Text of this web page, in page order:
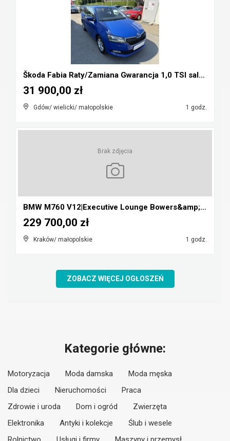
Škoda Fabia Raty/Zamiana Gwarancja 1,0 TSI salon P...
Gdów/ wielicki/ małopolskie 1 godz.
31 900,00 zł
Brak zdjęcia
BMW M760 V12|Executive Lounge Bowers&amp;Wilkins|L...
Kraków/ małopolskie 1 godz.
229 700,00 zł
ZOBACZ WIĘCEJ OGŁOSZEŃ
Kategorie główne:
Motoryzacja Moda damska
Moda męska
Dla dzieci
Nieruchomości
Praca
Zdrowie i uroda
Dom i ogród
Zwierzęta
Elektronika
Antyki i kolekcje
Ślub i wesele